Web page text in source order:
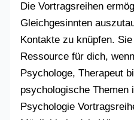
Die Vortragsreihen
Gleichgesinnten
Kontakte zu knüpfen.
Ressource für dich,
Psychologe, Therapeut
psychologische Themen
Psychologie